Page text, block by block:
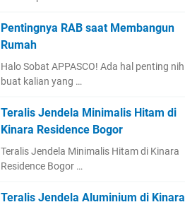
Pentingnya RAB saat Membangun
Rumah
Halo Sobat APPASCO! Ada hal penting nih
buat kalian yang …
Teralis Jendela Minimalis Hitam di
Kinara Residence Bogor
Teralis Jendela Minimalis Hitam di Kinara
Residence Bogor …
Teralis Jendela Aluminium di Kinara